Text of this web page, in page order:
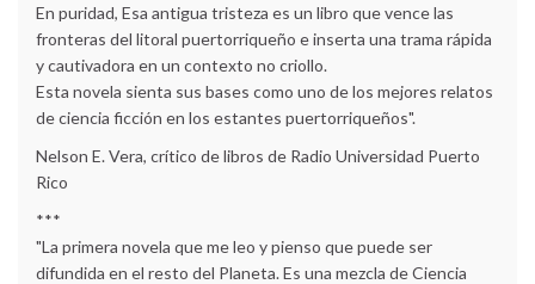
En puridad, Esa antigua tristeza es un libro que vence las
fronteras del litoral puertorriqueño e inserta una trama rápida
y cautivadora en un contexto no criollo.
Esta novela sienta sus bases como uno de los mejores relatos
de ciencia ficción en los estantes puertorriqueños".
Nelson E. Vera, crítico de libros de Radio Universidad Puerto
Rico
***
"La primera novela que me leo y pienso que puede ser
difundida en el resto del Planeta. Es una mezcla de Ciencia